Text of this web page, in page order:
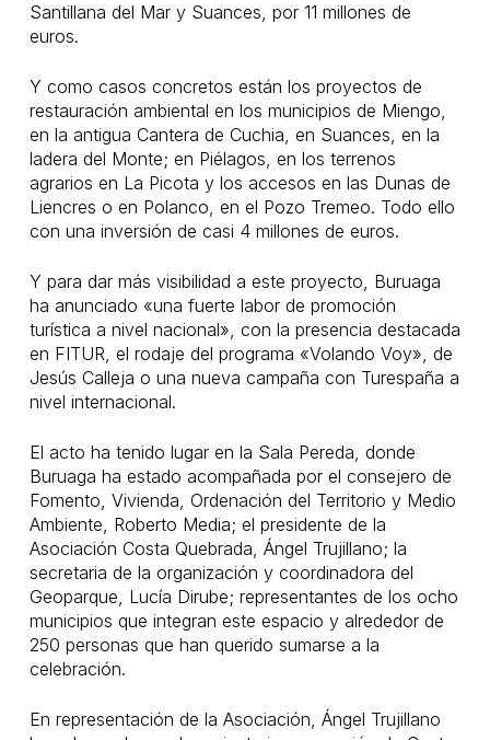
Santillana del Mar y Suances, por 11 millones de
euros.
Y como casos concretos están los proyectos de
restauración ambiental en los municipios de Miengo,
en la antigua Cantera de Cuchia, en Suances, en la
ladera del Monte; en Piélagos, en los terrenos
agrarios en La Picota y los accesos en las Dunas de
Liencres o en Polanco, en el Pozo Tremeo. Todo ello
con una inversión de casi 4 millones de euros.
Y para dar más visibilidad a este proyecto, Buruaga
ha anunciado «una fuerte labor de promoción
turística a nivel nacional», con la presencia destacada
en FITUR, el rodaje del programa «Volando Voy», de
Jesús Calleja o una nueva campaña con Turespaña a
nivel internacional.
El acto ha tenido lugar en la Sala Pereda, donde
Buruaga ha estado acompañada por el consejero de
Fomento, Vivienda, Ordenación del Territorio y Medio
Ambiente, Roberto Media; el presidente de la
Asociación Costa Quebrada, Ángel Trujillano; la
secretaria de la organización y coordinadora del
Geoparque, Lucía Dirube; representantes de los ocho
municipios que integran este espacio y alrededor de
250 personas que han querido sumarse a la
celebración.
En representación de la Asociación, Ángel Trujillano